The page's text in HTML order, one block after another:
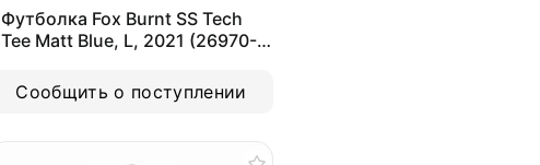
Футболка Fox Burnt SS Tech
Tee Matt Blue, L, 2021 (26970-
Сообщить о поступлении